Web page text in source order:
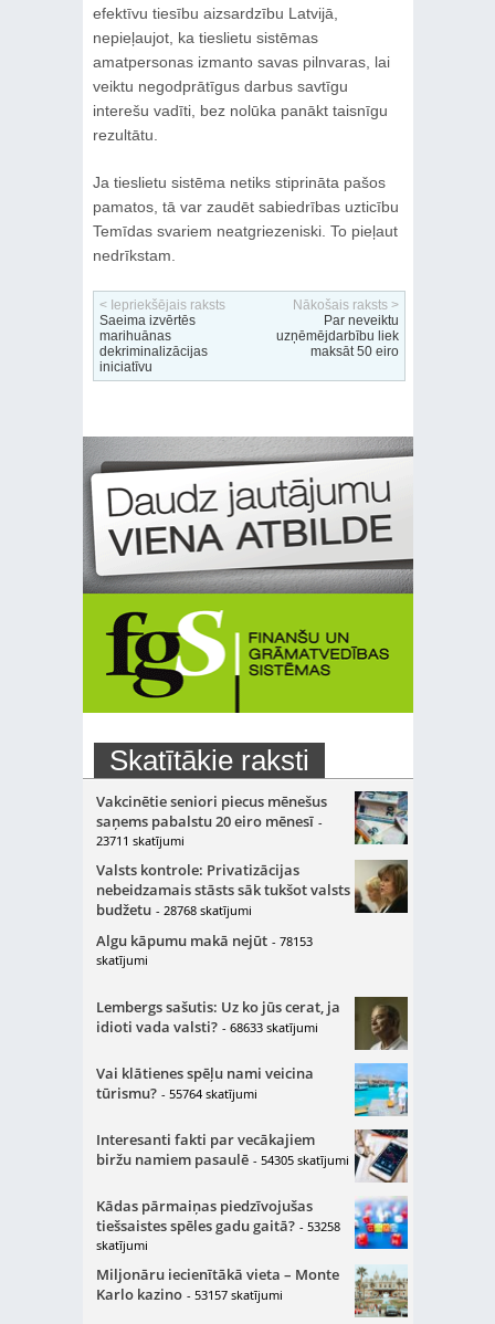
efektīvu tiesību aizsardzību Latvijā,
nepieļaujot, ka tieslietu sistēmas
amatpersonas izmanto savas pilnvaras, lai
veiktu negodprātīgus darbus savtīgu
interešu vadīti, bez nolūka panākt taisnīgu
rezultātu.
Ja tieslietu sistēma netiks stiprināta pašos
pamatos, tā var zaudēt sabiedrības uzticību
Temīdas svariem neatgriezeniski. To pieļaut
nedrīkstam.
< Iepriekšējais raksts
Saeima izvērtēs
marihuānas
dekriminalizācijas
iniciatīvu
Nākošais raksts >
Par neveiktu
uzņēmējdarbību liek
maksāt 50 eiro
Skatītākie raksti
Vakcinētie seniori piecus mēnešus
saņems pabalstu 20 eiro mēnesī -
23711 skatījumi
Valsts kontrole: Privatizācijas
nebeidzamais stāsts sāk tukšot valsts
budžetu - 28768 skatījumi
Algu kāpumu makā nejūt - 78153
skatījumi
Lembergs sašutis: Uz ko jūs cerat, ja
idioti vada valsti? - 68633 skatījumi
Vai klātienes spēļu nami veicina
tūrismu? - 55764 skatījumi
Interesanti fakti par vecākajiem
biržu namiem pasaulē - 54305 skatījumi
Kādas pārmaiņas piedzīvojušas
tiešsaistes spēles gadu gaitā? - 53258
skatījumi
Miljonāru iecienītākā vieta – Monte
Karlo kazino - 53157 skatījumi